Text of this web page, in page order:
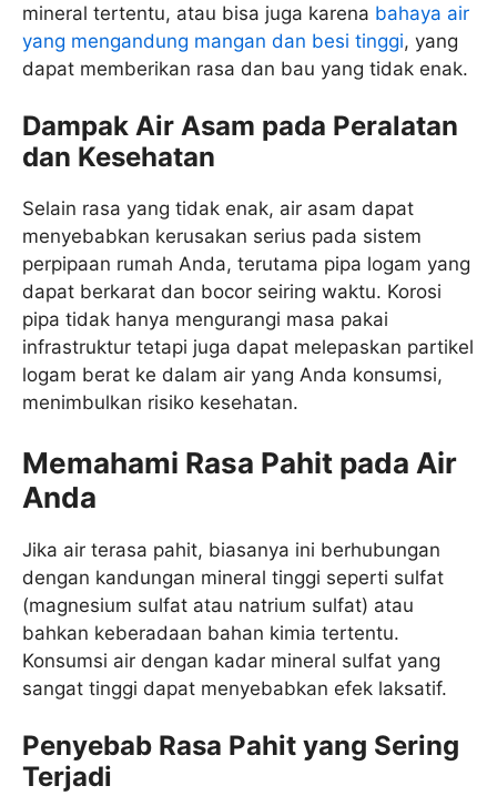
mineral tertentu, atau bisa juga karena bahaya air
yang mengandung mangan dan besi tinggi, yang
dapat memberikan rasa dan bau yang tidak enak.
Dampak Air Asam pada Peralatan
dan Kesehatan
Selain rasa yang tidak enak, air asam dapat
menyebabkan kerusakan serius pada sistem
perpipaan rumah Anda, terutama pipa logam yang
dapat berkarat dan bocor seiring waktu. Korosi
pipa tidak hanya mengurangi masa pakai
infrastruktur tetapi juga dapat melepaskan partikel
logam berat ke dalam air yang Anda konsumsi,
menimbulkan risiko kesehatan.
Memahami Rasa Pahit pada Air
Anda
Jika air terasa pahit, biasanya ini berhubungan
dengan kandungan mineral tinggi seperti sulfat
(magnesium sulfat atau natrium sulfat) atau
bahkan keberadaan bahan kimia tertentu.
Konsumsi air dengan kadar mineral sulfat yang
sangat tinggi dapat menyebabkan efek laksatif.
Penyebab Rasa Pahit yang Sering
Terjadi